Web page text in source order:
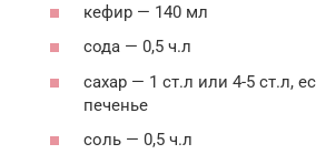
кефир — 140 мл
сода — 0,5 ч.л
сахар — 1 ст.л или 4-5 ст.л,
печенье
соль — 0,5 ч.л